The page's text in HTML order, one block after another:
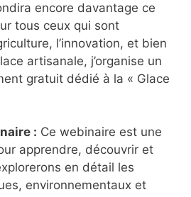
encore davantage ce
tous ceux qui sont
l’innovation, et bien
artisanale, j’organise un
gratuit dédié à la « Glace
: Ce webinaire est une
apprendre, découvrir et
en détail les
environnementaux et